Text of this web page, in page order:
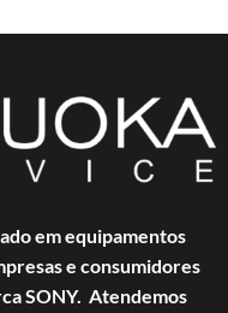
em equipamentos
e consumidores
SONY. Atendemos